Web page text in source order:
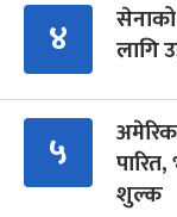
४
लागि
५
शुल्क